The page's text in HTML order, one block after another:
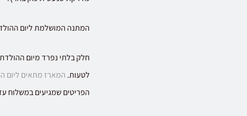
המתנה המושלמת ליום
חלק בלתי נפרד מיום
לטעות. המארז מתאים ליום
הפריטים שמגיעים במשלוח